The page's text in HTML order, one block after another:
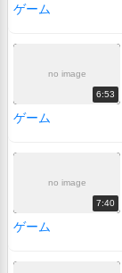
ゲーム
no image
6:53
ゲーム
no image
7:40
ゲーム